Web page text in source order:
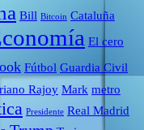
Bill Bitcoin Cataluña
El cero
Fútbol Guardia Civil
Rajoy Mark metro
Presidente Real Madrid